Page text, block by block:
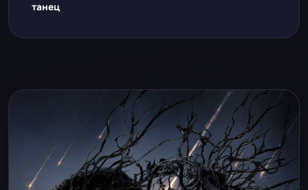
танец